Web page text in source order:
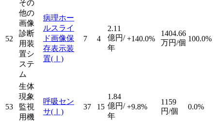
52
その
他の
画像
診断
用装
置シ
ステ
ム
病理ホー
ルスライ
ド画像保
存表示装
置(Ⅰ)
7 4
2.11
億円/
年
+140.0%
1404.66
万円/個 100.0%
53
生体
現象
監視
用機
呼吸セン
サ(Ⅰ)
37 15
1.84
億円/
年
+9.8%
1159
円/個
0.0%